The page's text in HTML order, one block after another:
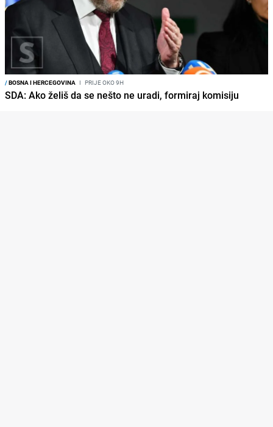
/BOSNA I HERCEGOVINA I PRIJE OKO 9H
SDA: Ako želiš da se nešto ne uradi, formiraj komisiju